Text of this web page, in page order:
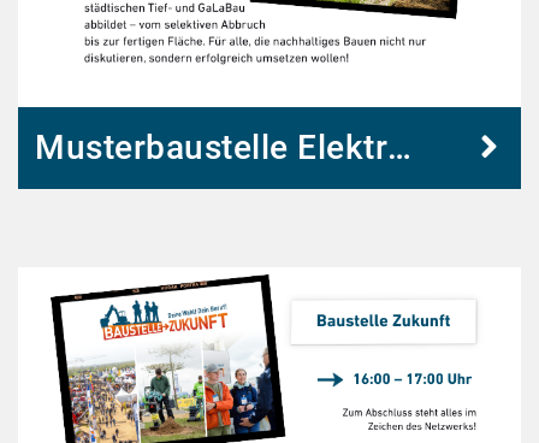
Musterbaustelle Elektromobilität